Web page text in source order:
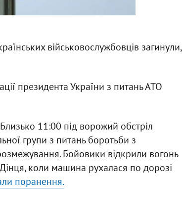
військовослужбовців загинули,
президента України з питань АТО
11:00 під ворожий обстріл
групи з питань боротьби з
Бойовики відкрили вогонь
коли машина рухалася по дорозі
поранення.